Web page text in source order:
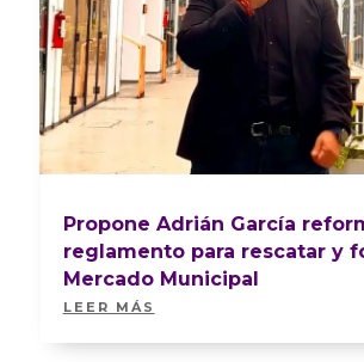
Propone Adrián García
reglamento para rescatar y
Mercado Municipal
LEER MÁS